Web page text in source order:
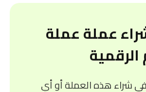
عملة عملة
الرقمية
شراء هذه العملة أو أي